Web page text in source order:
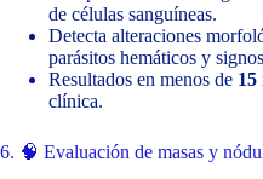
de células sanguíneas.
Detecta alteraciones
parásitos hemáticos y
Resultados en menos de 15
clínica.
6. 🧠 Evaluación de masas y